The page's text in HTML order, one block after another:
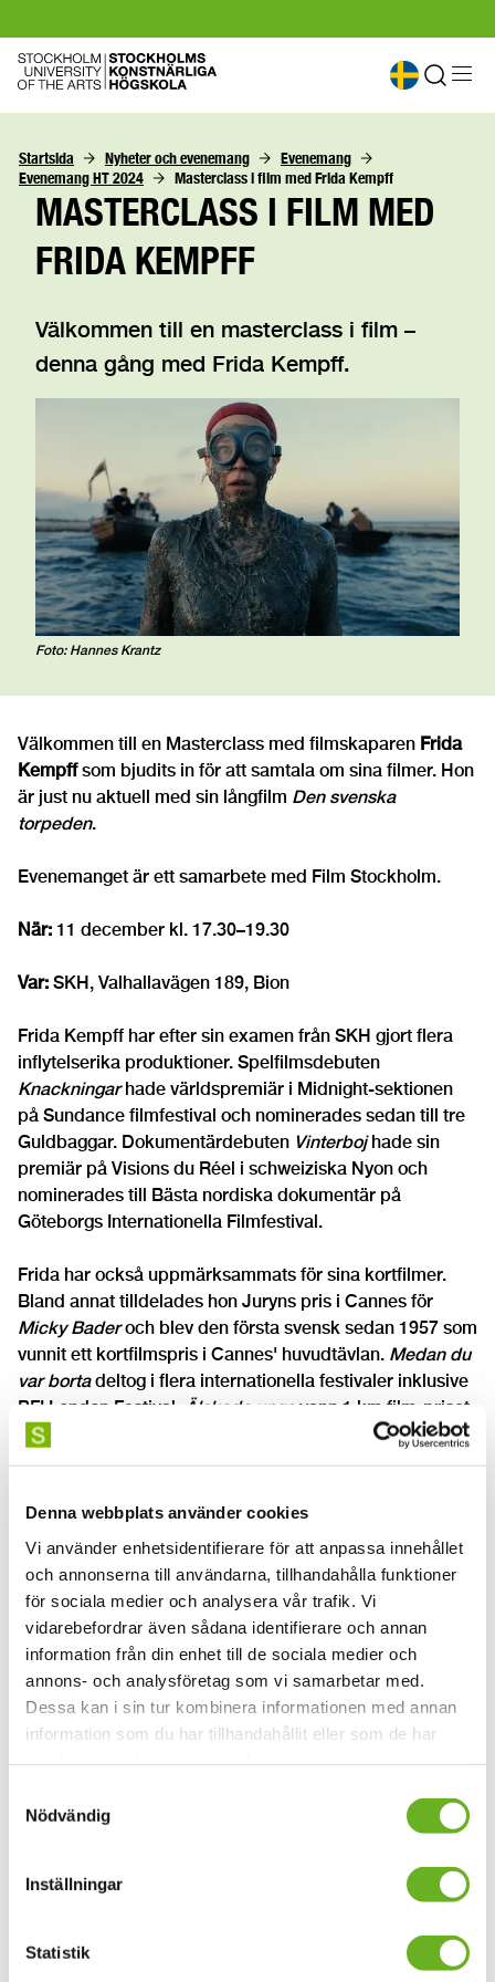
Denna webbplats använder cookies
Vi använder enhetsidentifierare för att anpassa innehållet
och annonserna till användarna, tillhandahålla funktioner
för sociala medier och analysera vår trafik. Vi
vidarebefordrar även sådana identifierare och annan
information från din enhet till de sociala medier och
annons- och analysföretag som vi samarbetar med.
Dessa kan i sin tur kombinera informationen med annan
information som du har tillhandahållit eller som de har
Nödvändig
Inställningar
Statistik
Startsida Nyheter och evenemang
Evenemang
Evenemang HT 2024
Masterclass i film med Frida Kempff
MASTERCLASS I FILM MED
FRIDA KEMPFF
Välkommen till en masterclass i film –
denna gång med Frida Kempff.
Foto: Hannes Krantz
Välkommen till en Masterclass med filmskaparen Frida
Kempffsom bjudits in för att samtala om sina filmer. Hon
är just nu aktuell med sin långfilm Den svenska
torpeden.
Evenemanget är ett samarbete med Film Stockholm.
När: 11 december kl. 17.30–19.30
Var: SKH, Valhallavägen 189, Bion
Frida Kempff har efter sin examen från SKH gjort flera
inflytelserika produktioner. Spelfilmsdebuten
Knackningarhade världspremiär i Midnight-sektionen
på Sundance filmfestival och nominerades sedan till tre
Guldbaggar. Dokumentärdebuten Vinterbojhade sin
premiär på Visions du Réel i schweiziska Nyon och
nominerades till Bästa nordiska dokumentär på
Göteborgs Internationella Filmfestival.
Frida har också uppmärksammats för sina kortfilmer.
Bland annat tilldelades hon Juryns pris i Cannes för
Micky Baderoch blev den första svensk sedan 1957 som
vunnit ett kortfilmspris i Cannes' huvudtävlan. Medan du
var bortadeltog i flera internationella festivaler inklusive
BFI London Festival.
Älskade unge vann 1 km film-priset
på Stockholms filmfestival och kritikerrosade filmer som
Den svenska torpeden
är den första långfilmen där hon
förutom att regissera även har skrivit manus (tillsammans
med Marietta von Hausswolff von Baumgarten).
Moderator: Ylva Gustavsson professor i film och media
med inriktning regi.